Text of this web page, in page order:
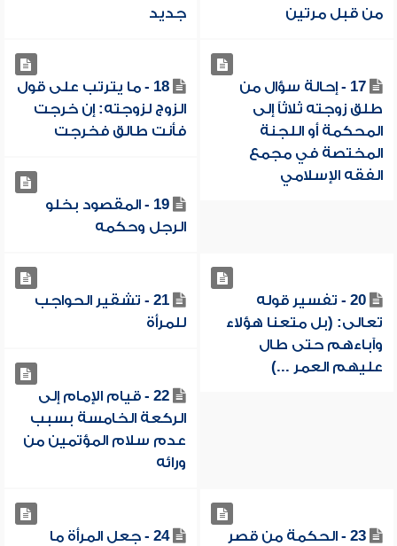
من قبل مرتين
جديد
17 - إحالة سؤال من
طلق زوجته ثلاثاً إلى
المحكمة أو اللجنة
المختصة في مجمع
الفقه الإسلامي
18 - ما يترتب على قول
الزوج لزوجته: إن خرجت
فأنت طالق فخرجت
19 - المقصود بخلو
الرجل وحكمه
20 - تفسير قوله
تعالى: (بل متعنا هؤلاء
وآباءهم حتى طال
عليهم العمر ...)
21 - تشقير الحواجب
للمرأة
22 - قيام الإمام إلى
الركعة الخامسة بسبب
عدم سلام المؤتمين من
ورائه
23 - الحكمة من قصر 24 - جعل المرأة ما